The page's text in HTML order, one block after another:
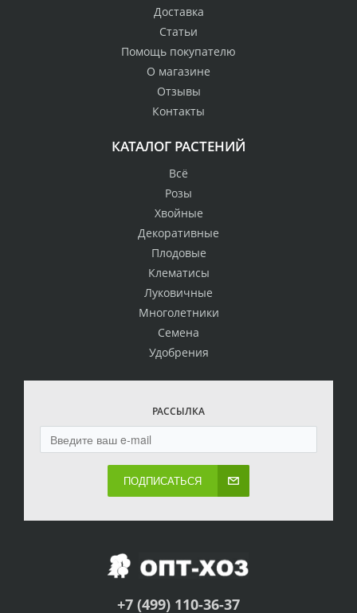
Доставка
Статьи
Помощь покупателю
О магазине
Отзывы
Контакты
КАТАЛОГ РАСТЕНИЙ
Всё
Розы
Хвойные
Декоративные
Плодовые
Клематисы
Луковичные
Многолетники
Семена
Удобрения
РАССЫЛКА
ПОДПИСАТЬСЯ
+7 (499) 110-36-37